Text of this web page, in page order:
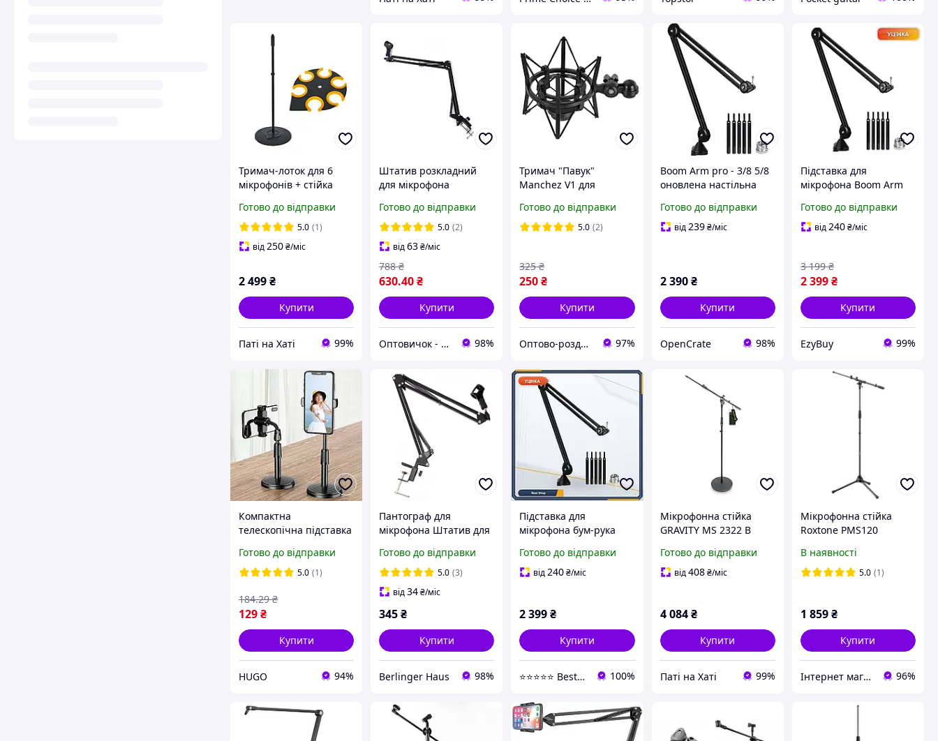
Тримач-лоток для 6
мікрофонів + стійка
Stand Bundle
Готово до відправки
5.0 (1)
від 250₴/міс
2 499₴
Купити
Паті на Хаті 99%
Штатив розкладний
для мікрофона
Готово до відправки
5.0 (2)
від63₴/міс
630.40₴
788 ₴
Купити
Оптовичок - Одеса 98%
Тримач "Павук"
Manchez V1 для
Готово до відправки
5.0 (2)
250₴
325 ₴
Купити
Оптово-роздрібний інтернет-магазин "NicePrice" 97%
Boom Arm pro - 3/8 5/8
оновлена настільна
настільним
затискачем, що
Готово до відправки
від 239 ₴/міс
2 390 ₴
Купити
OpenCrate 98%
Підставка для
мікрофона Boom Arm
антивібраційним
затиском адаптер 3/8-
Готово до відправки
від 240₴/міс
2 399₴
3 199 ₴
Купити
EzyBuy 99%
Компактна
телескопічна підставка
/ Настільний тримач
для телефону / Стійка
Готово до відправки
5.0 (1)
129₴
184.29 ₴
Купити
HUGO 94%
Пантограф для
мікрофона Штатив для
3/8 і 5/8
Готово до відправки
5.0 (3)
від34₴/міс
345₴
Купити
Berlinger Haus 98%
Підставка для
мікрофона бум-рука
50 50 см 360° затиск до
7.5 см адаптер 3/8-5/8
Готово до відправки
від240₴/міс
2 399₴
Купити
⭐⭐⭐⭐⭐ Best Shop 100%
Мікрофонна стійка
GRAVITY MS 2322 B
Готово до відправки
від408 ₴/міс
4 084 ₴
Купити
Паті на Хаті 99%
Мікрофонна стійка
Roxtone PMS120
В наявності
5.0 (1)
1 859₴
Купити
Інтернет магазин VOVMUSIC 96%